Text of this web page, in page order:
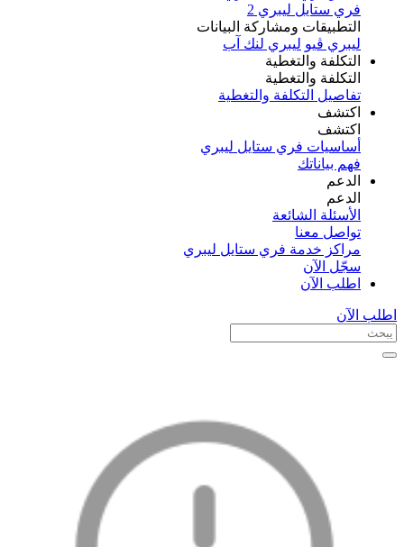
فري ستايل ليبري 2
التطبيقات ومشاركة البيانات
ليبري ڤيو ليبري لنك آب
التكلفة والتغطية
التكلفة والتغطية
تفاصيل التكلفة والتغطية
اكتشف​
اكتشف​
أساسيات فري ستايل ليبري
فهم بياناتك
الدعم
الدعم
الأسئلة الشائعة
تواصل معنا
مراكز خدمة فري ستايل ليبري
سجّل الآن​
اطلب الآن
اطلب الآن